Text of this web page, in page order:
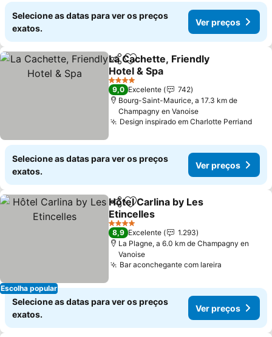
Selecione as datas para ver os preços
exatos.
Ver preços
PartilharAdicionar aos favoritos
La Cachette, Friendly
Hotel & Spa
Ver preços
4 Estrelas
9,0 Excelente
742
Bourg-Saint-Maurice, a 17.3 km de
Champagny en Vanoise
Design inspirado em Charlotte PerriandVer
Selecione as datas para ver os preços
exatos.
Ver preços
Escolha popular
PartilharAdicionar aos favoritos
Hôtel Carlina by Les
Etincelles
Ver preços
4 Estrelas
8,9 Excelente
1.293
La Plagne, a 6.0 km de Champagny en
Vanoise
Bar aconchegante com lareira
Selecione as datas para ver os preços
exatos.
Ver preços